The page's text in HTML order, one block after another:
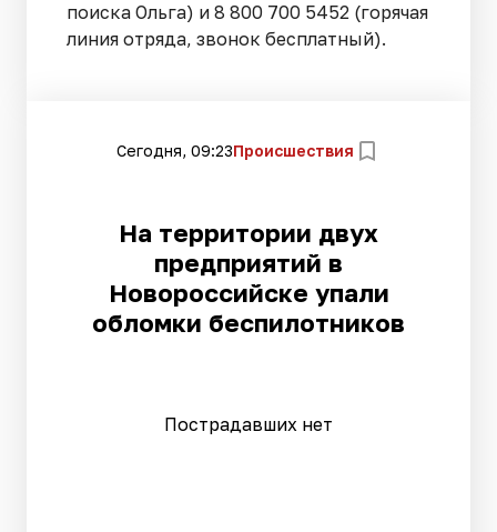
поиска Ольга) и 8 800 700 5452 (горячая
линия отряда, звонок бесплатный).
Сегодня, 09:23Происшествия
На территории двух
предприятий в
Новороссийске упали
обломки беспилотников
Пострадавших нет